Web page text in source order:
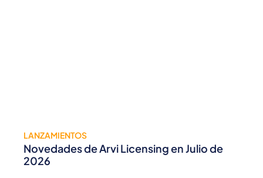
LANZAMIENTOS
Novedades de Arvi Licensing en Julio de
2026